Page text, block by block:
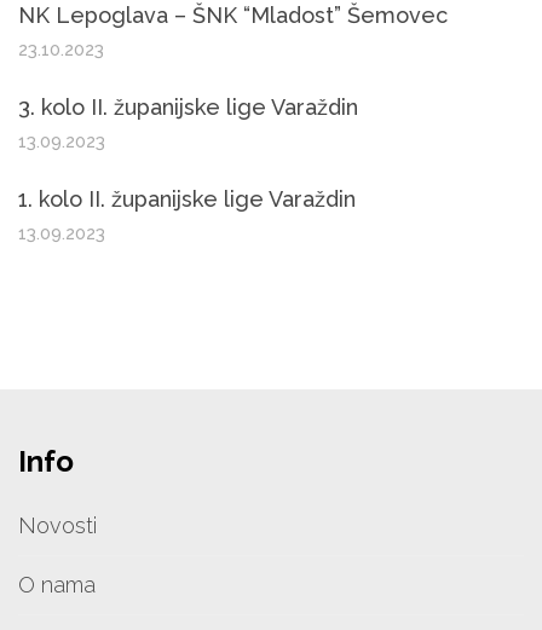
NK Lepoglava – ŠNK “Mladost” Šemovec
23.10.2023
3. kolo II. županijske lige Varaždin
13.09.2023
1. kolo II. županijske lige Varaždin
13.09.2023
Info
Novosti
O nama